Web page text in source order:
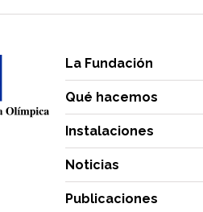
La Fundación
Qué hacemos
Instalaciones
Noticias
Publicaciones